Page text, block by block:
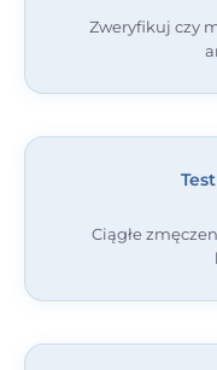
Zweryfikuj czy
Ciągłe